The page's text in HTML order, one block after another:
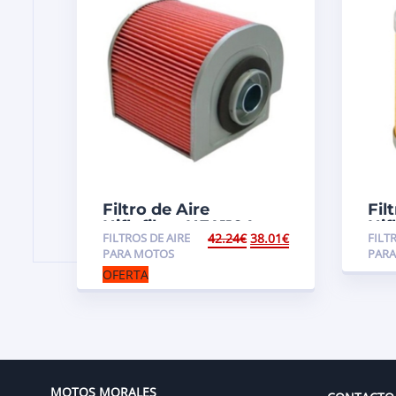
Filtro de Aire
Hiflofiltro HFA1104
FILTROS DE AIRE
PARA MOTOS
42.24€ 38.01€
OFERTA
MOTOS MORALES